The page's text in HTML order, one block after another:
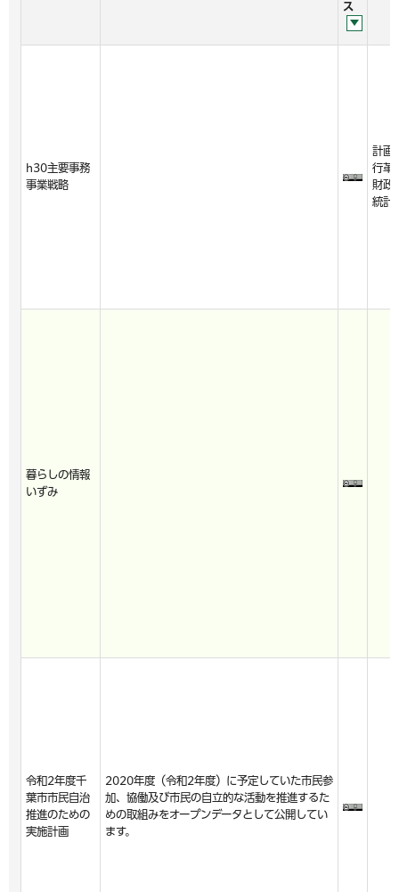
ス
h30主要事務
事業戦略
計画
行革
財政
統計
暮らしの情報
いずみ
令和2年度千
葉市市民自治
推進のための
実施計画
2020年度（令和2年度）に予定していた市民参
加、協働及び市民の自立的な活動を推進するた
めの取組みをオープンデータとして公開してい
ます。